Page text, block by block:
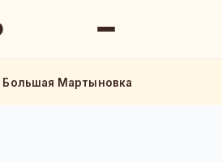
Большая Мартыновка